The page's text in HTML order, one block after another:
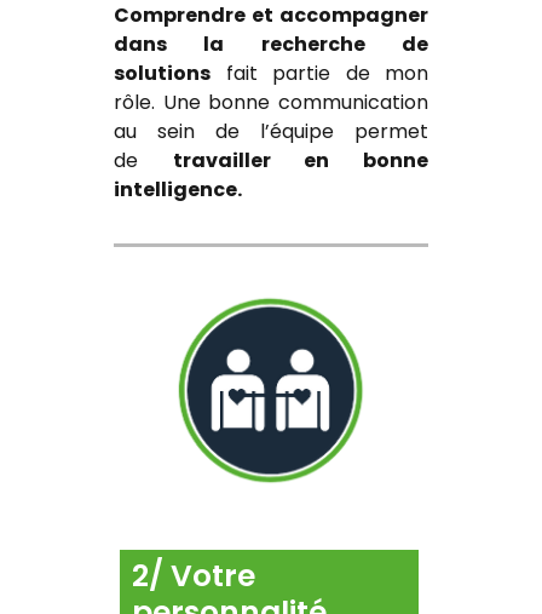
Comprendre et accompagner
dans la recherche de
solutions fait partie de mon
rôle. Une bonne communication
au sein de l’équipe permet
de travailler en bonne
intelligence.
2/ Votre